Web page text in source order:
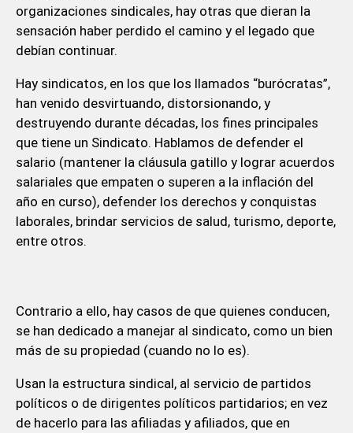
organizaciones sindicales, hay otras que dieran la
sensación haber perdido el camino y el legado que
debían continuar.
Hay sindicatos, en los que los llamados “burócratas”,
han venido desvirtuando, distorsionando, y
destruyendo durante décadas, los fines principales
que tiene un Sindicato. Hablamos de defender el
salario (mantener la cláusula gatillo y lograr acuerdos
salariales que empaten o superen a la inflación del
año en curso), defender los derechos y conquistas
laborales, brindar servicios de salud, turismo, deporte,
entre otros.
Contrario a ello, hay casos de que quienes conducen,
se han dedicado a manejar al sindicato, como un bien
más de su propiedad (cuando no lo es).
Usan la estructura sindical, al servicio de partidos
políticos o de dirigentes políticos partidarios; en vez
de hacerlo para las afiliadas y afiliados, que en